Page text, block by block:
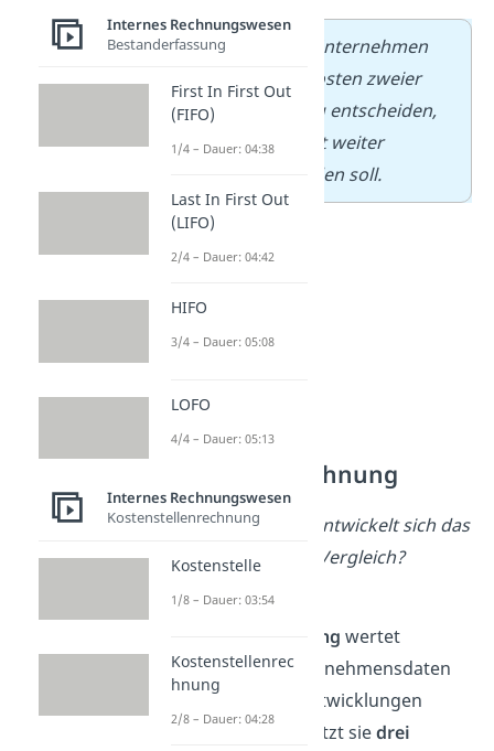
➡️Beispiel:
Ein Unternehmen
vergleicht die Kosten zweier
Produkte, um zu entscheiden,
welches Produkt weiter
produziert werden soll.
Statistik und
Vergleichsrechnung
Hauptfrage
Wie entwickelt sich das
Unternehmen im Vergleich?
Die Statistikund
Vergleichsrechnung wertet
vorhandene Unternehmensdaten
aus und macht Entwicklungen
sichtbar. Dafür nutzt siedrei
Internes Rechnungswesen
Bestanderfassung
First In First Out
(FIFO)
1/4 – Dauer: 04:38
Last In First Out
(LIFO)
2/4 – Dauer: 04:42
HIFO
3/4 – Dauer: 05:08
LOFO
4/4 – Dauer: 05:13
Internes Rechnungswesen
Kostenstellenrechnung
Kostenstelle
1/8 – Dauer: 03:54
Kostenstellenrec
hnung
2/8 – Dauer: 04:28